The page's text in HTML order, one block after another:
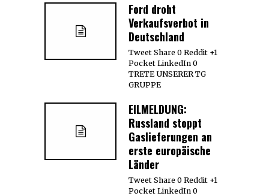
Ford droht
Verkaufsverbot in
Deutschland
Tweet Share 0 Reddit +1
Pocket LinkedIn 0
TRETE UNSERER TG
GRUPPE
EILMELDUNG:
Russland stoppt
Gaslieferungen an
erste europäische
Länder
Tweet Share 0 Reddit +1
Pocket LinkedIn 0